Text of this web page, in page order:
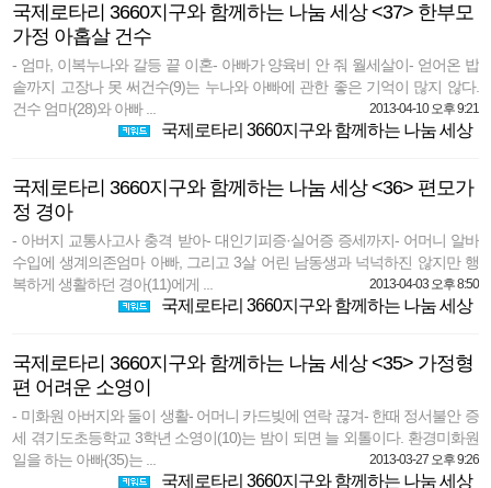
국제로타리 3660지구와 함께하는 나눔 세상 <37> 한부모
가정 아홉살 건수
- 엄마, 이복누나와 갈등 끝 이혼- 아빠가 양육비 안 줘 월세살이- 얻어온 밥
솥까지 고장나 못 써건수(9)는 누나와 아빠에 관한 좋은 기억이 많지 않다.
건수 엄마(28)와 아빠 ...
2013-04-10 오후 9:21
국제로타리 3660지구와 함께하는 나눔 세상
국제로타리 3660지구와 함께하는 나눔 세상 <36> 편모가
정 경아
- 아버지 교통사고사 충격 받아- 대인기피증·실어증 증세까지- 어머니 알바
수입에 생계의존엄마 아빠, 그리고 3살 어린 남동생과 넉넉하진 않지만 행
복하게 생활하던 경아(11)에게 ...
2013-04-03 오후 8:50
국제로타리 3660지구와 함께하는 나눔 세상
국제로타리 3660지구와 함께하는 나눔 세상 <35> 가정형
편 어려운 소영이
- 미화원 아버지와 둘이 생활- 어머니 카드빚에 연락 끊겨- 한때 정서불안 증
세 겪기도초등학교 3학년 소영이(10)는 밤이 되면 늘 외톨이다. 환경미화원
일을 하는 아빠(35)는 ...
2013-03-27 오후 9:26
국제로타리 3660지구와 함께하는 나눔 세상